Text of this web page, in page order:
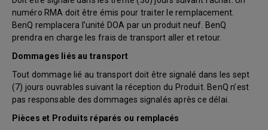
numéro RMA doit être émis pour traiter le remplacement.
BenQ remplacera l’unité DOA par un produit neuf. BenQ
prendra en charge les frais de transport aller et retour.
Dommages liés au transport
Tout dommage lié au transport doit être signalé dans les sept
(7) jours ouvrables suivant la réception du Produit. BenQ n’est
pas responsable des dommages signalés après ce délai.
Pièces et Produits réparés ou remplacés